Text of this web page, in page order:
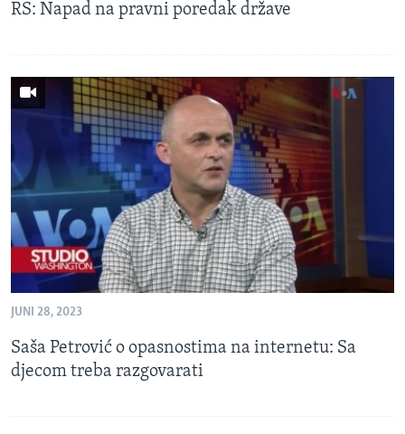
RS: Napad na pravni poredak države
JUNI 28, 2023
Saša Petrović o opasnostima na internetu: Sa
djecom treba razgovarati